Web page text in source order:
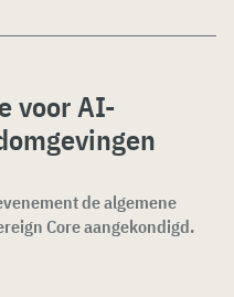
voor AI-
de algemene
Core aangekondigd.